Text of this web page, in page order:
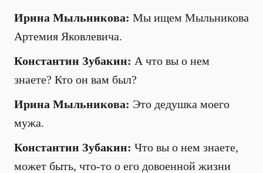
Ирина Мыльникова: Мы ищем Мыльникова
Артемия Яковлевича.
Константин Зубакин: А что вы о нем
знаете? Кто он вам был?
Ирина Мыльникова: Это дедушка моего
мужа.
Константин Зубакин: Что вы о нем знаете,
может быть, что-то о его довоенной жизни